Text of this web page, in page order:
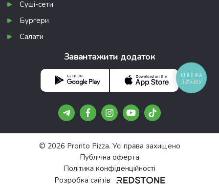
Суші-сети
Бургери
Салати
Завантажити додаток
© 2026 Pronto Pizza. Усі права захищено
Публічна оферта
Політика конфіденційності
Розробка сайтів
КНОПКА
ЗВ'ЯЗКУ